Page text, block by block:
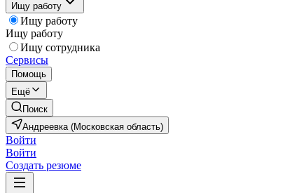
Ищу работу
Ищу работу
Ищу работу
Ищу сотрудника
Сервисы
Помощь
Ещё
Поиск
Андреевка (Московская область)
Войти
Войти
Создать резюме